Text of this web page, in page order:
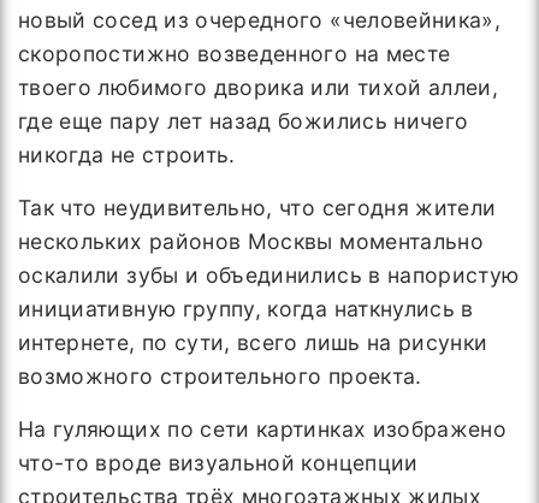
новый сосед из очередного «человейника»,
скоропостижно возведенного на месте
твоего любимого дворика или тихой аллеи,
где еще пару лет назад божились ничего
никогда не строить.
Так что неудивительно, что сегодня жители
нескольких районов Москвы моментально
оскалили зубы и объединились в напористую
инициативную группу, когда наткнулись в
интернете, по сути, всего лишь на рисунки
возможного строительного проекта.
На гуляющих по сети картинках изображено
что-то вроде визуальной концепции
строительства трёх многоэтажных жилых